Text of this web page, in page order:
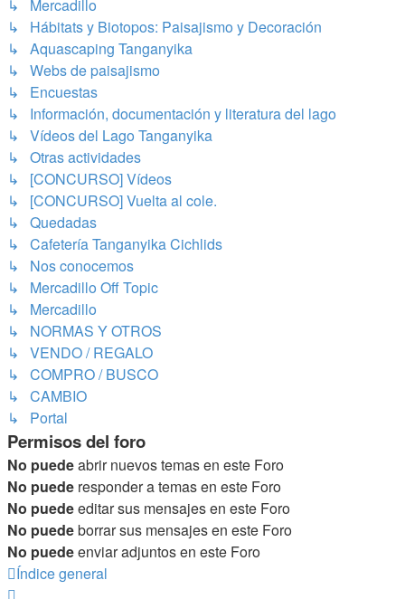
↳ Mercadillo
↳ Hábitats y Biotopos: Paisajismo y Decoración
↳ Aquascaping Tanganyika
↳ Webs de paisajismo
↳ Encuestas
↳ Información, documentación y literatura del lago
↳ Vídeos del Lago Tanganyika
↳ Otras actividades
↳ [CONCURSO] Vídeos
↳ [CONCURSO] Vuelta al cole.
↳ Quedadas
↳ Cafetería Tanganyika Cichlids
↳ Nos conocemos
↳ Mercadillo Off Topic
↳ Mercadillo
↳ NORMAS Y OTROS
↳ VENDO / REGALO
↳ COMPRO / BUSCO
↳ CAMBIO
↳ Portal
Permisos del foro
No puedeabrir nuevos temas en este Foro
No puede responder a temas en este Foro
No puedeeditar sus mensajes en este Foro
No puedeborrar sus mensajes en este Foro
No puedeenviar adjuntos en este Foro
Índice general